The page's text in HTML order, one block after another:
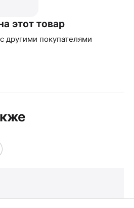
этот товар
другими покупателями